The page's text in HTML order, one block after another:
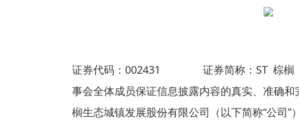
证券代码：002431 证券简称：ST
事会全体成员保证信息披露内容的真实、准
榈生态城镇发展股份有限公司（以下简称“公